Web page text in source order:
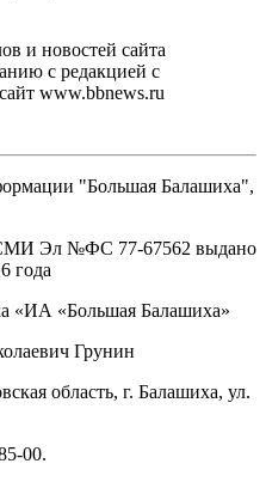
и новостей сайта
с редакцией с
www.bbnews.ru
"Большая Балашиха",
СМИ Эл №ФС ‎77-67562 выдано
года
«ИА «Большая Балашиха»
Грунин
область, г. Балашиха, ул.
00.